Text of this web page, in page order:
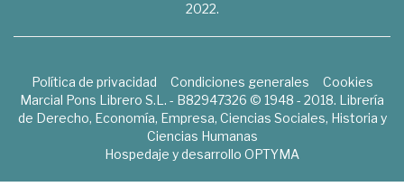
2022.
Política de privacidad Condiciones generales
Cookies
Marcial Pons Librero S.L. - B82947326 © 1948 - 2018. Librería
de Derecho, Economía, Empresa, Ciencias Sociales, Historia y
Ciencias Humanas
Hospedaje y desarrollo OPTYMA